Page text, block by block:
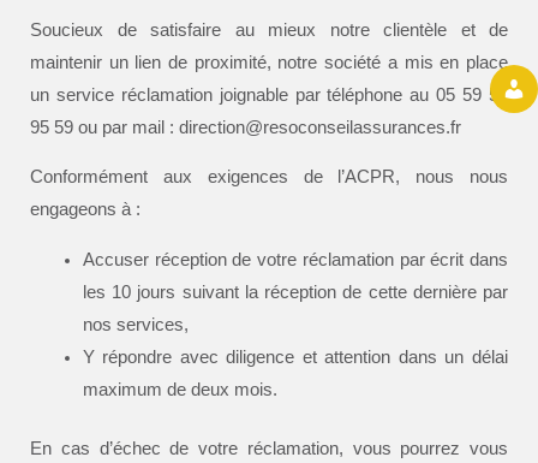
Soucieux de satisfaire au mieux notre clientèle et de
maintenir un lien de proximité, notre société a mis en place
un service réclamation joignable par téléphone au 05 59 59
95 59 ou par mail : direction@resoconseilassurances.fr
Conformément aux exigences de l’ACPR, nous nous
engageons à :
Accuser réception de votre réclamation par écrit dans
les 10 jours suivant la réception de cette dernière par
nos services,
Y répondre avec diligence et attention dans un délai
maximum de deux mois.
En cas d’échec de votre réclamation, vous pourrez vous